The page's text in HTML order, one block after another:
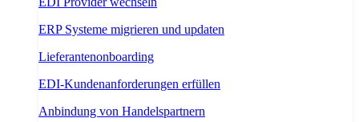
ERP Systeme migrieren und updaten
Lieferantenonboarding
EDI-Kundenanforderungen erfüllen
Anbindung von Handelspartnern